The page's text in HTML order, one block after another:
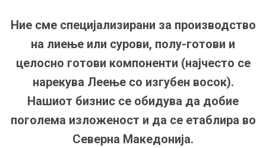
Ние сме специјализирани за производство
на лиење или сурови, полу-готови и
целосно готови компоненти (најчесто се
нарекува Леење со изгубен восок).
Нашиот бизнис се обидува да добие
поголема изложеност и да се етаблира во
Северна Македонија.